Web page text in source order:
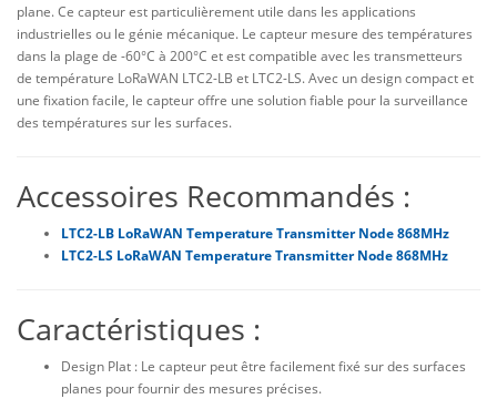
plane. Ce capteur est particulièrement utile dans les applications
industrielles ou le génie mécanique. Le capteur mesure des températures
dans la plage de -60°C à 200°C et est compatible avec les transmetteurs
de température LoRaWAN LTC2-LB et LTC2-LS. Avec un design compact et
une fixation facile, le capteur offre une solution fiable pour la surveillance
des températures sur les surfaces.
Accessoires Recommandés :
LTC2-LB LoRaWAN Temperature Transmitter Node 868MHz
LTC2-LS LoRaWAN Temperature Transmitter Node 868MHz
Caractéristiques :
Design Plat : Le capteur peut être facilement fixé sur des surfaces
planes pour fournir des mesures précises.